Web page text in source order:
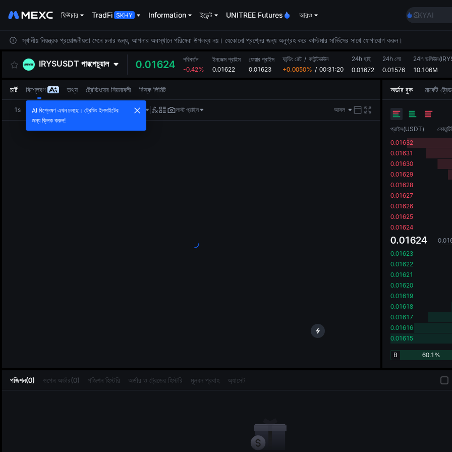
ফিউচার TradFi Information ইভেন্ট UNITREE Futures আরও
SKYAI
UNITREE
AAOI
SKYAI
UNITREE
SPCX
স্থানীয় নিয়ন্ত্রক প্রয়োজনীয়তা মেনে চলার জন্য, আপনার অবস্থানে পরিষেবা উপলব্ধ নয়। যেকোনো প্রশ্নের জন্য অনুগ্রহ করে কাস্টমার সার্ভিসের সাথে যোগাযোগ করুন।
IRYSUSDT পারপেচুয়াল 0.01624
পরিবর্তন
-0.42%
ইনডেক্স প্রাইস
0.01622
ফেয়ার প্রাইস
0.01623
ফান্ডিং রেট / কাউন্টডাউন
+0.0050% / 00:31:20
24h হাই
0.01672
24h লো
0.01576
24h
10.106M
পজিশন(0) ওপেন অর্ডার(0) পজিশন হিস্টরি অর্ডার ও ট্রেডের হিস্টরি মূলধন প্রবাহ অ্যাসেট
চার্ট বিশ্লেষণ তথ্য ট্রেডিংয়ের নিয়মাবলী রিস্ক লিমিট
1s 1m 5m 15m 1H 4H 1D লাস্ট প্রাইস আসল
অর্ডার বুক মার্কেট ট্রেড
প্রাইস(USDT)
0.01632
0.01631
0.01630
0.01629
0.01628
0.01627
0.01626
0.01625
0.01624
0.01624
0.01623
0.01622
0.01621
0.01620
0.01619
0.01618
0.01617
0.01616
0.01615
60.1%
B
AI বিশ্লেষণ এখন চলছে। ট্রেডিং ইনসাইটের
জন্য ক্লিক করুন!